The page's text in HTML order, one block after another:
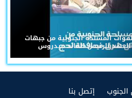
المسلحة الجنوبية من جبهات
للرئيس القائد عيدروس
الجنوب إتصل بنا